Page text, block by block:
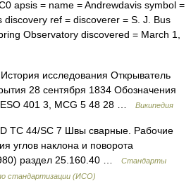
apsis = name = Andrewdavis symbol =
discovery ref = discoverer = S. J. Bus
Observatory discovered = March 1,
исследования Открыватель
28 сентября 1834 Обозначения
401 3, MCG 5 48 28 …
Википедия
TC 44/SC 7 Швы сварные. Рабочие
углов наклона и поворота
раздел 25.160.40 …
Стандарты
стандартизации (ИСО)